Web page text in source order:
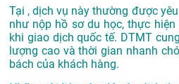
Tại , dịch vụ này thường được
như nộp hồ sơ du học, thực
khi giao dịch quốc tế. DTMT
lượng cao và thời gian nhanh
bách của khách hàng.